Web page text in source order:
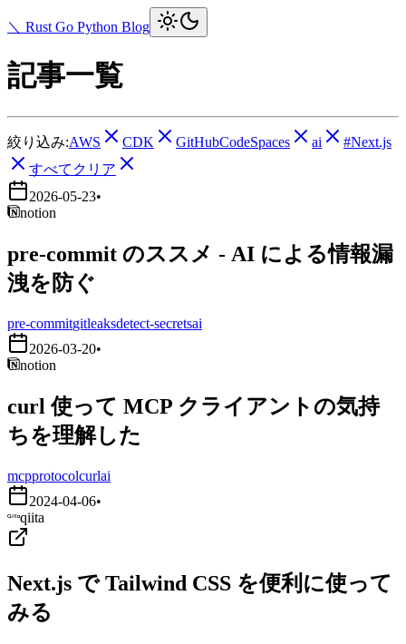
＼ Rust Go Python Blog
記事一覧
絞り込み:AWS CDK GitHubCodeSpaces ai
#Next.js
すべてクリア
2026-05-23•
notion
pre-commit のススメ - AI による情報漏
洩を防ぐ
pre-commitgitleaksdetect-secretsai
2026-03-20•
notion
curl 使って MCP クライアントの気持
ちを理解した
mcpprotocolcurlai
2024-04-06•
qiita
Next.js で Tailwind CSS を便利に使って
みる